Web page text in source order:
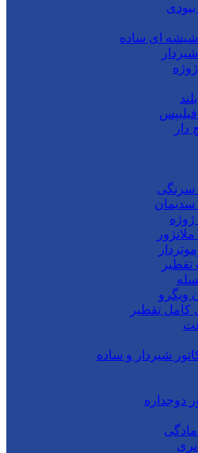
بیودی
شیشه ای ساده
دار
سرنگی
سدیمان
ژوژه
ویگرو
تقطیر
شیردار و ساده
دوجداره
مادگی
نری